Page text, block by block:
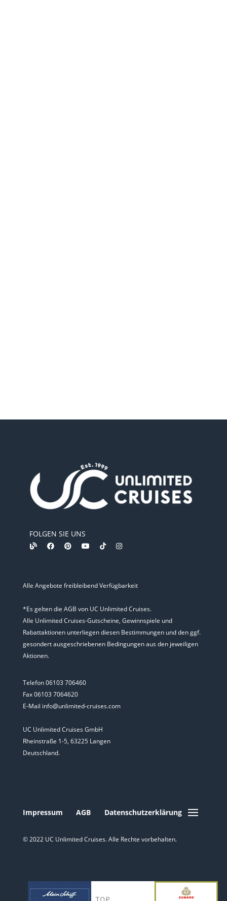
FOLGEN SIE UNS
Alle Angebote freibleibend Verfügbarkeit
*Es gelten die AGB von UC Unlimited Cruises.
Alle Unlimited Cruises-Gutscheine, Gewinnspiele und
Rabattaktionen unterliegen diesen Bestimmungen und den ggf.
gesondert ausgeschriebenen Bedingungen aus den jeweiligen
Aktionen.
Telefon 06103 706460
Fax 06103 7064620
E-Mail info@unlimited-cruises.com
UC Unlimited Cruises GmbH
Rheinstraße 1-5, 63225 Langen
Deutschland.
Impressum AGB Datenschutzerklärung
© 2022 UC Unlimited Cruises. Alle Rechte vorbehalten.